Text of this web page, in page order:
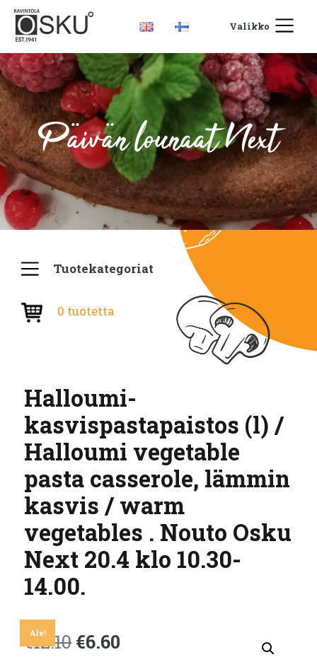
Valikko
Päivän lounaat Next
Tuotekategoriat
0 tuotetta
Halloumi-
kasvispastapaistos (l) /
Halloumi vegetable
pasta casserole, lämmin
kasvis / warm
vegetables . Nouto Osku
Next 20.4 klo 10.30-
14.00.
Ale!
€12.10 Alkuperäinen
€6.60